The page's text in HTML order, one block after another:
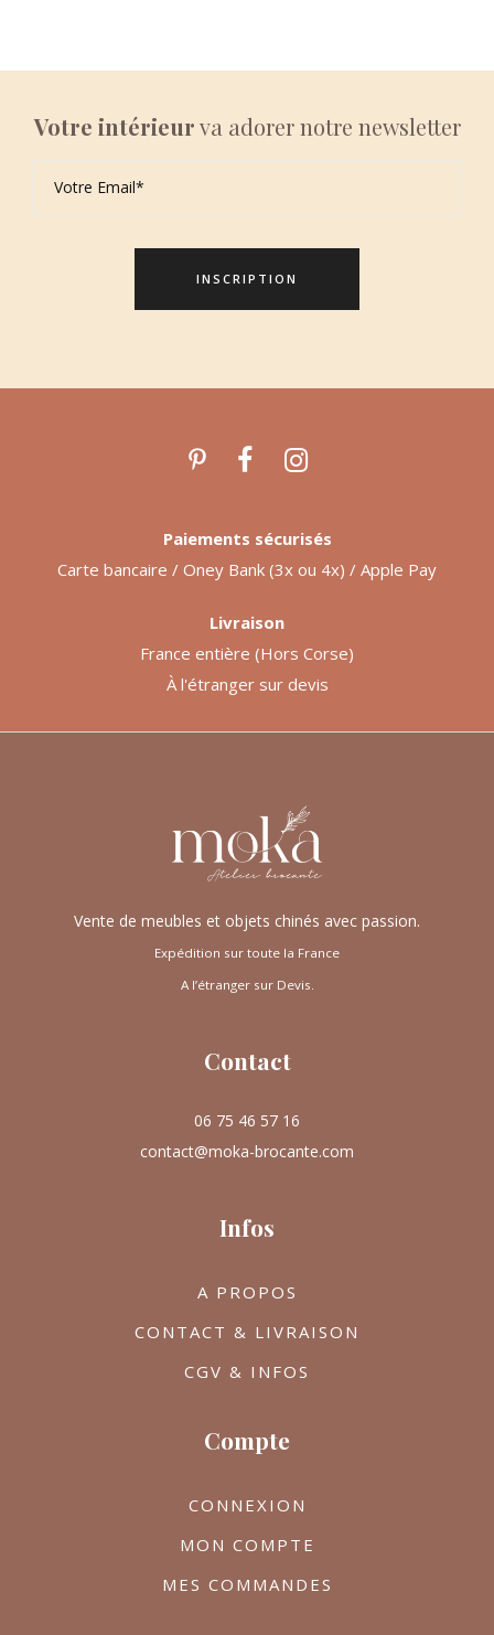
Votre intérieurva adorer notre newsletter
Vente de meubles et objets chinés avec passion.
Expédition sur toute la France
A l’étranger sur Devis.
Contact
06 75 46 57 16
contact@moka-brocante.com
Infos
A PROPOS
CONTACT & LIVRAISON
CGV & INFOS
Compte
CONNEXION
MON COMPTE
MES COMMANDES
Paiements sécurisés
Carte bancaire / Oney Bank (3x ou 4x) / Apple Pay
Livraison
France entière (Hors Corse)
À l'étranger sur devis